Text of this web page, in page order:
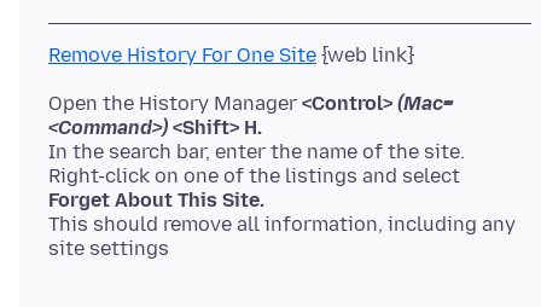
Remove History For One Site
Open the History Manager <Control> (Mac=
<Command>) <Shift> H.
In the search bar, enter the name of the site.
Forget About This Site.
This should remove all information, including any